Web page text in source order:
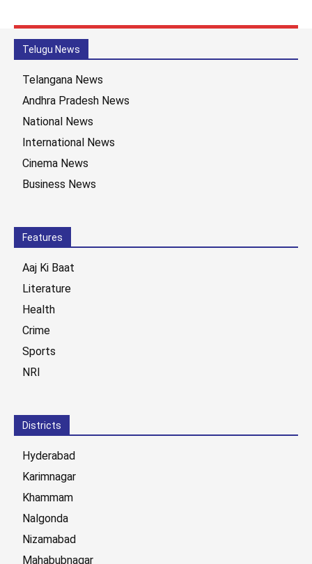
Telugu News
Telangana News
Andhra Pradesh News
National News
International News
Cinema News
Business News
Features
Aaj Ki Baat
Literature
Health
Crime
Sports
NRI
Districts
Hyderabad
Karimnagar
Khammam
Nalgonda
Nizamabad
Mahabubnagar